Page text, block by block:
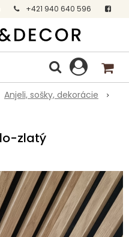
+421 940 640 596
Anjeli, sošky, dekorácie
zlatý